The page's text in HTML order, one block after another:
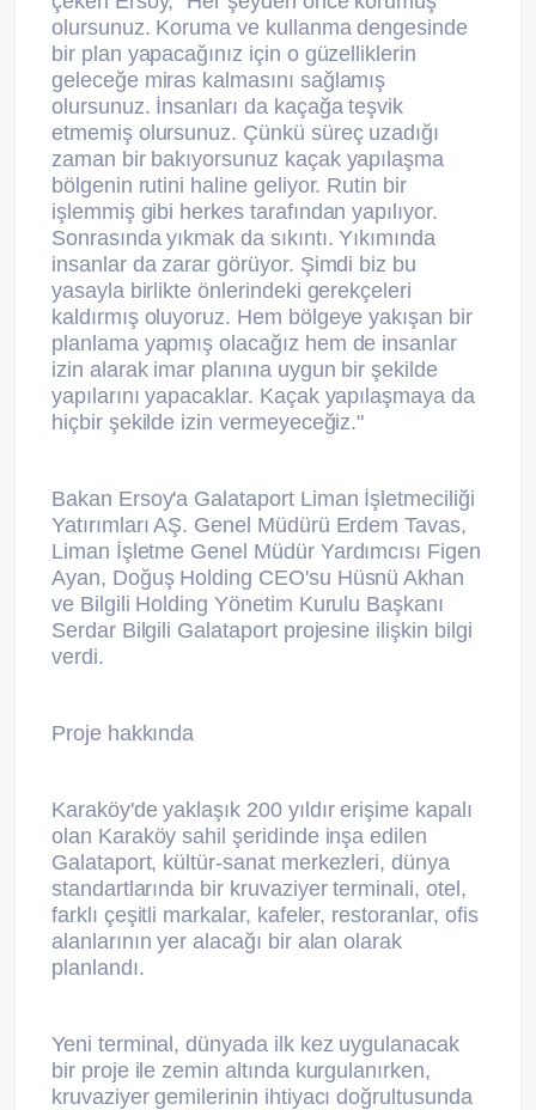
olursunuz. Koruma ve kullanma dengesinde
bir plan yapacağınız için o güzelliklerin
geleceğe miras kalmasını sağlamış
olursunuz. İnsanları da kaçağa teşvik
etmemiş olursunuz. Çünkü süreç uzadığı
zaman bir bakıyorsunuz kaçak yapılaşma
bölgenin rutini haline geliyor. Rutin bir
işlemmiş gibi herkes tarafından yapılıyor.
Sonrasında yıkmak da sıkıntı. Yıkımında
insanlar da zarar görüyor. Şimdi biz bu
yasayla birlikte önlerindeki gerekçeleri
kaldırmış oluyoruz. Hem bölgeye yakışan bir
planlama yapmış olacağız hem de insanlar
izin alarak imar planına uygun bir şekilde
yapılarını yapacaklar. Kaçak yapılaşmaya da
hiçbir şekilde izin vermeyeceğiz."
Bakan Ersoy'a Galataport Liman İşletmeciliği
Yatırımları AŞ. Genel Müdürü Erdem Tavas,
Liman İşletme Genel Müdür Yardımcısı Figen
Ayan, Doğuş Holding CEO'su Hüsnü Akhan
ve Bilgili Holding Yönetim Kurulu Başkanı
Serdar Bilgili Galataport projesine ilişkin bilgi
verdi.
Proje hakkında
Karaköy'de yaklaşık 200 yıldır erişime kapalı
olan Karaköy sahil şeridinde inşa edilen
Galataport, kültür-sanat merkezleri, dünya
standartlarında bir kruvaziyer terminali, otel,
farklı çeşitli markalar, kafeler, restoranlar, ofis
alanlarının yer alacağı bir alan olarak
planlandı.
Yeni terminal, dünyada ilk kez uygulanacak
bir proje ile zemin altında kurgulanırken,
kruvaziyer gemilerinin ihtiyacı doğrultusunda